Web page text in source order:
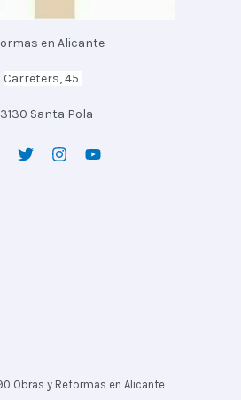
en Alicante
Carreters, 45
Santa Pola
Obras y Reformas en Alicante